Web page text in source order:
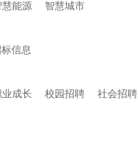
慧能源 智慧城市
信息
业成长 校园招聘 社会招聘